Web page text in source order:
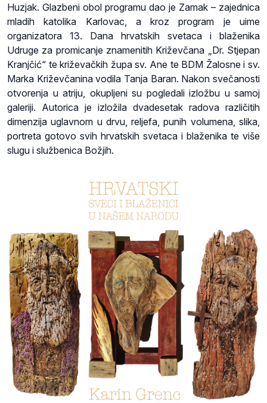
Huzjak. Glazbeni obol programu dao je Zamak – zajednica
mladih katolika Karlovac, a kroz program je uime
organizatora 13. Dana hrvatskih svetaca i blaženika
Udruge za promicanje znamenitih Križevčana „Dr. Stjepan
Kranjčić“ te križevačkih župa sv. Ane te BDM Žalosne i sv.
Marka Križevčanina vodila Tanja Baran. Nakon svečanosti
otvorenja u atriju, okupljeni su pogledali izložbu u samoj
galeriji. Autorica je izložila dvadesetak radova različitih
dimenzija uglavnom u drvu, reljefa, punih volumena, slika,
portreta gotovo svih hrvatskih svetaca i blaženika te više
slugu i službenica Božjih.